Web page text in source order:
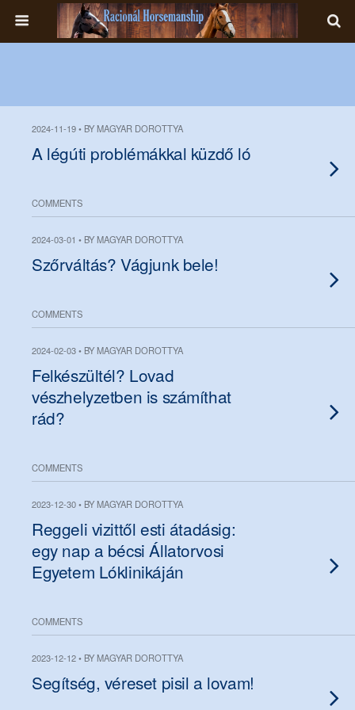
2024-11-19 • BY MAGYAR DOROTTYA
A légúti problémákkal küzdő ló
COMMENTS
2024-03-01 • BY MAGYAR DOROTTYA
Szőrváltás? Vágjunk bele!
COMMENTS
2024-02-03 • BY MAGYAR DOROTTYA
Felkészültél? Lovad
vészhelyzetben is számíthat
rád?
COMMENTS
2023-12-30 • BY MAGYAR DOROTTYA
Reggeli vizittől esti átadásig:
egy nap a bécsi Állatorvosi
Egyetem Lóklinikáján
COMMENTS
2023-12-12 • BY MAGYAR DOROTTYA
Segítség, véreset pisil a lovam!